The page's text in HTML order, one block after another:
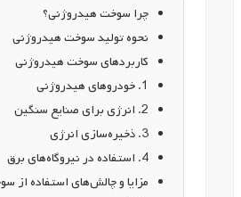
چرا سوخت هیدروژنی؟
نحوه تولید سوخت هیدروژنی
کاربردهای سوخت هیدروژنی
1. خودروهای هیدروژنی
2. انرژی برای صنایع سنگین
3. ذخیره‌سازی انرژی
4. استفاده در نیروگاه‌های برق